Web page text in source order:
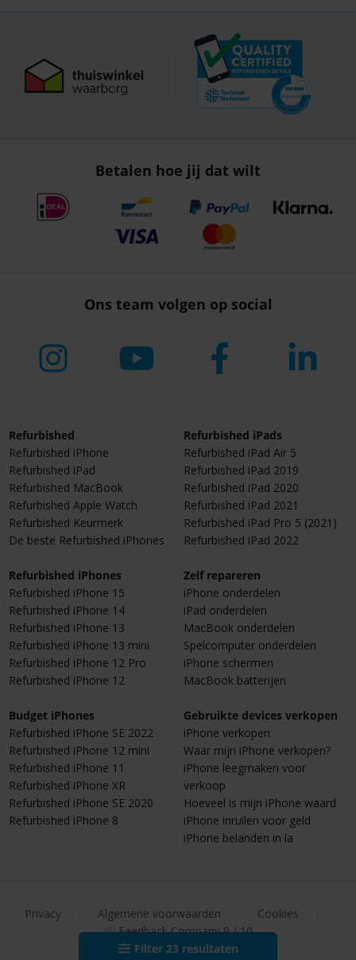
Filter 23resultaten
Betalen hoe jij dat wilt
Ons team volgen op social
Refurbished
Refurbished iPhone
Refurbished iPad
Refurbished MacBook
Refurbished Apple Watch
Refurbished Keurmerk
De beste Refurbished iPhones
Refurbished iPhones
Refurbished iPhone 15
Refurbished iPhone 14
Refurbished iPhone 13
Refurbished iPhone 13 mini
Refurbished iPhone 12 Pro
Refurbished iPhone 12
Budget iPhones
Refurbished iPhone SE 2022
Refurbished iPhone 12 mini
Refurbished iPhone 11
Refurbished iPhone XR
Refurbished iPhone SE 2020
Refurbished iPhone 8
Refurbished iPads
Refurbished iPad Air 5
Refurbished iPad 2019
Refurbished iPad 2020
Refurbished iPad 2021
Refurbished iPad Pro 5 (2021)
Refurbished iPad 2022
Zelf repareren
iPhone onderdelen
iPad onderdelen
MacBook onderdelen
Spelcomputer onderdelen
iPhone schermen
MacBook batterijen
Gebruikte devices verkopen
iPhone verkopen
Waar mijn iPhone verkopen?
iPhone leegmaken voor
verkoop
Hoeveel is mijn iPhone waard
iPhone inruilen voor geld
iPhone belanden in la
Privacy Algemene voorwaarden Cookies
Feedback Company 9 / 10
© 2013 - 2026 Fixje B.V.